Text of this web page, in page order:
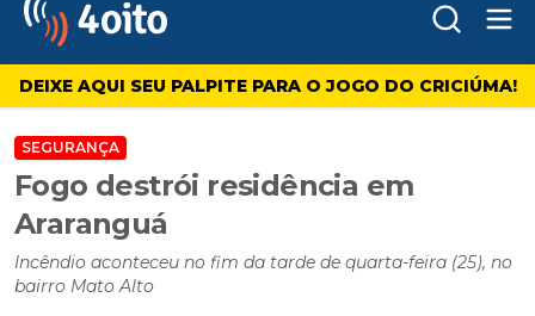
4oito
DEIXE AQUI SEU PALPITE PARA O JOGO DO CRICIÚMA!
SEGURANÇA
Fogo destrói residência em
Araranguá
Incêndio aconteceu no fim da tarde de quarta-feira (25), no
bairro Mato Alto